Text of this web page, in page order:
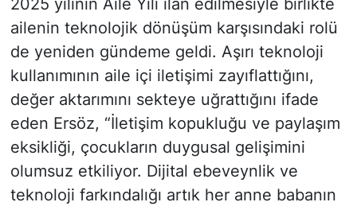
ailenin teknolojik dönüşüm karşısındaki rolü
de yeniden gündeme geldi. Aşırı teknoloji
kullanımının aile içi iletişimi zayıflattığını,
değer aktarımını sekteye uğrattığını ifade
eden Ersöz, “İletişim kopukluğu ve paylaşım
eksikliği, çocukların duygusal gelişimini
olumsuz etkiliyor. Dijital ebeveynlik ve
teknoloji farkındalığı artık her anne babanın